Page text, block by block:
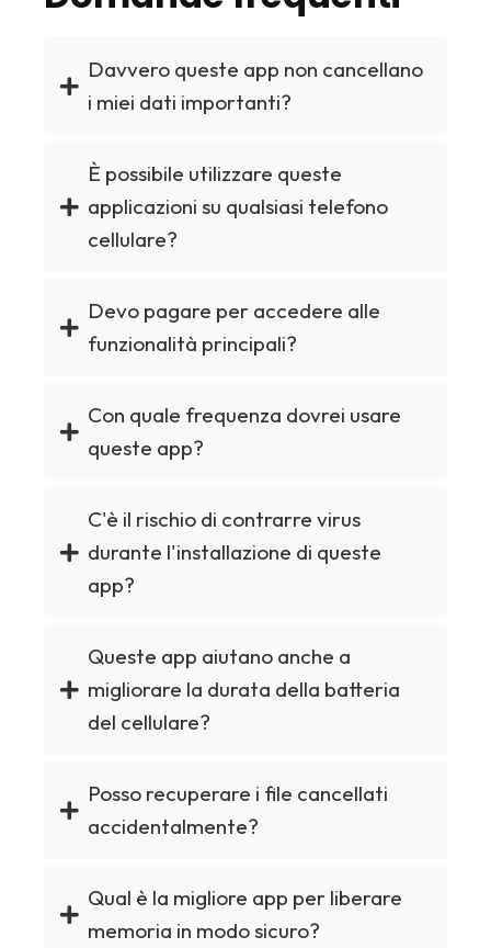
Davvero queste app non cancellano
i miei dati importanti?
È possibile utilizzare queste
applicazioni su qualsiasi telefono
cellulare?
Devo pagare per accedere alle
funzionalità principali?
Con quale frequenza dovrei usare
queste app?
C'è il rischio di contrarre virus
durante l'installazione di queste
app?
Queste app aiutano anche a
migliorare la durata della batteria
del cellulare?
Posso recuperare i file cancellati
accidentalmente?
Qual è la migliore app per liberare
memoria in modo sicuro?